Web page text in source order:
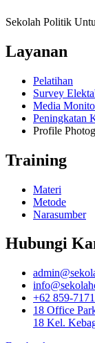
Sekolah Politik
Layanan
Pelatihan
Survey
Media
Peningkatan
Profile
Training
Materi
Metode
Narasumber
Hubungi
+62 859-
18 Office
18 Kel.